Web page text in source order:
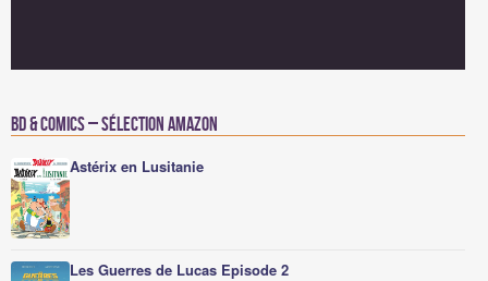
BD & Comics – Sélection Amazon
Astérix en Lusitanie
Les Guerres de Lucas Episode 2